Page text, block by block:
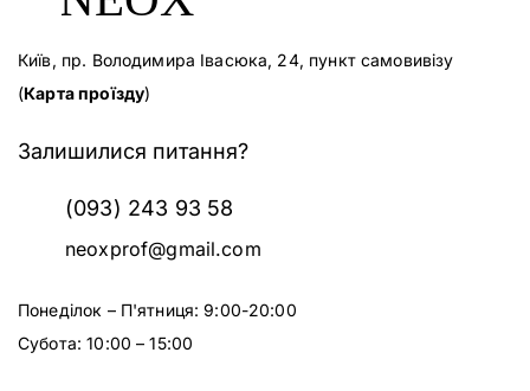
Київ, пр. Володимира Івасюка, 24, пункт самовивізу
(Карта проїзду)
Залишилися питання?
(093) 243 93 58
neoxprof@gmail.com
Понеділок – П'ятниця: 9:00-20:00
Субота: 10:00 – 15:00